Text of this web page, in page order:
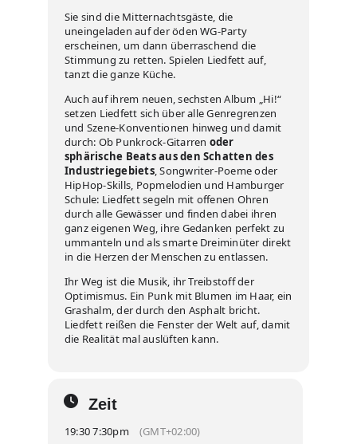
Sie sind die Mitternachtsgäste, die
uneingeladen auf der öden WG-Party
erscheinen, um dann überraschend die
Stimmung zu retten. Spielen Liedfett auf,
tanzt die ganze Küche.
Auch auf ihrem neuen, sechsten Album „Hi!“
setzen Liedfett sich über alle Genregrenzen
und Szene-Konventionen hinweg und damit
durch: Ob Punkrock-Gitarren oder
sphärische Beats aus den Schatten des
Industriegebiets, Songwriter-Poeme oder
HipHop-Skills, Popmelodien und Hamburger
Schule: Liedfett segeln mit offenen Ohren
durch alle Gewässer und finden dabei ihren
ganz eigenen Weg, ihre Gedanken perfekt zu
ummanteln und als smarte Dreiminüter direkt
in die Herzen der Menschen zu entlassen.
Ihr Weg ist die Musik, ihr Treibstoff der
Optimismus. Ein Punk mit Blumen im Haar, ein
Grashalm, der durch den Asphalt bricht.
Liedfett reißen die Fenster der Welt auf, damit
die Realität mal auslüften kann.
Zeit
19:30 7:30pm (GMT+02:00)